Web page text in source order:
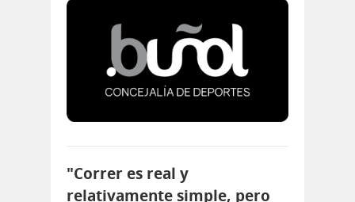
"Correr es real y
relativamente simple, pero